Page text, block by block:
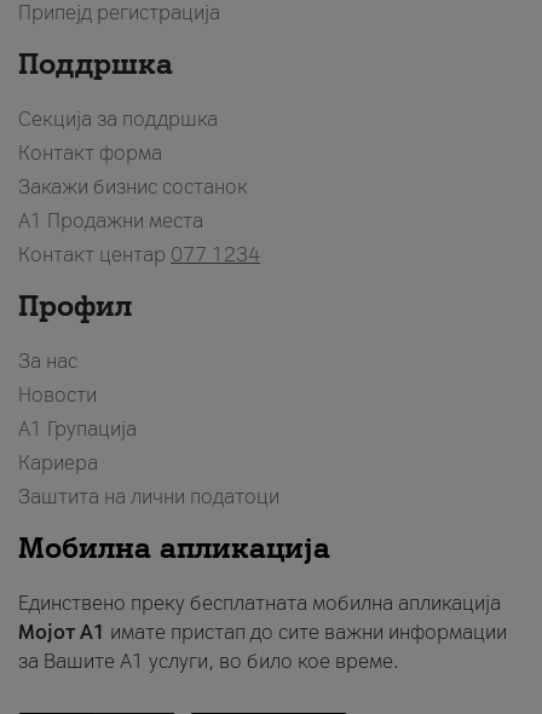
Припејд регистрација
Поддршка
Секција за поддршка
Контакт форма
Закажи бизнис состанок
A1 Продажни места
Контакт центар 077 1234
Профил
За нас
Новости
А1 Групација
Кариера
Заштита на лични податоци
Мобилна апликација
Единствено преку бесплатната мобилна апликација
Мојот A1 имате пристап до сите важни информации
за Вашите A1 услуги, во било кое време.